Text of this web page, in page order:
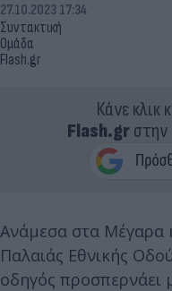
Συντακτική
Ομάδα
Flash.gr
27.10.2023 17:34
Κάνε κλικ
Flash.gr
Ανάμεσα στα Μέγαρα
Παλαιάς Εθνικής
οδηγός προσπερνάει